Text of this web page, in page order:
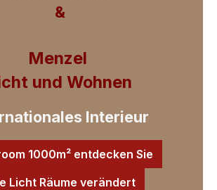
&
Menzel
und Wohnen
Interieur
1000m² entdecken Sie
Licht Räume verändert